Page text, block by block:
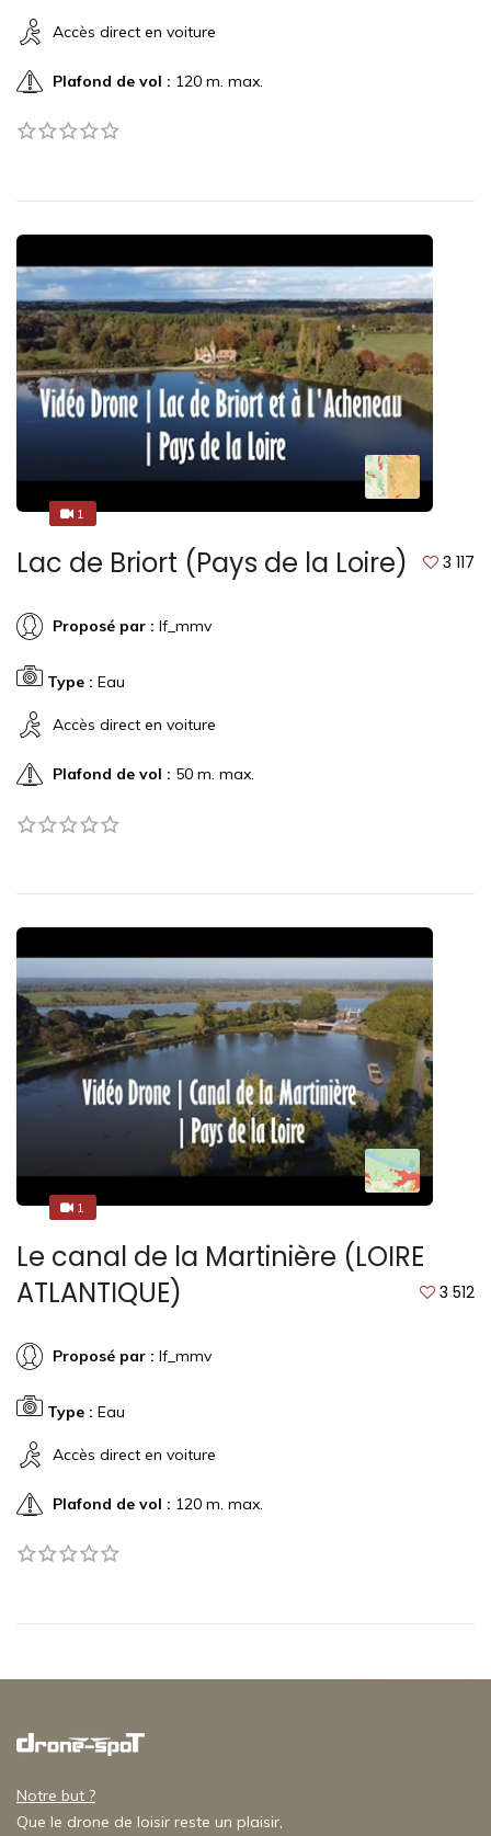
Accès direct en voiture
Plafond de vol : 120 m. max.
1
1
Lac de Briort (Pays de la Loire) 3 117
Proposé par : lf_mmv
Type : Eau
Accès direct en voiture
Plafond de vol : 50 m. max.
11
Le canal de la Martinière (LOIRE
ATLANTIQUE)
3 512
Proposé par : lf_mmv
Type : Eau
Accès direct en voiture
Plafond de vol : 120 m. max.
Notre but ?
Que le drone de loisir reste un plaisir,